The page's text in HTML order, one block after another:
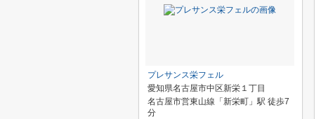
プレサンス栄フェル
愛知県名古屋市中区新栄１丁目
名古屋市営東山線「新栄町」駅 徒歩7
分